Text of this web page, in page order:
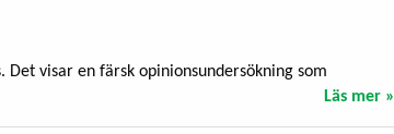
visar en färsk opinionsundersökning som
Läs mer »